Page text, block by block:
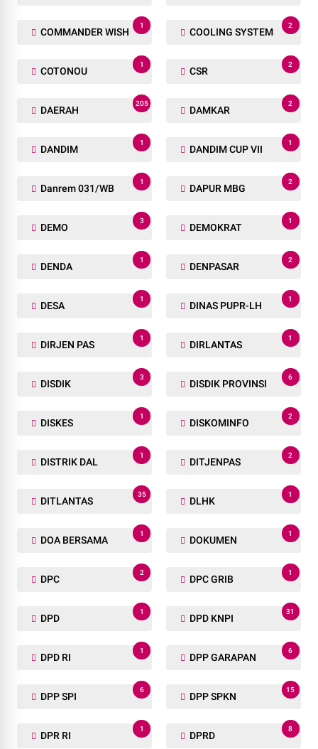
COMMANDER WISH
1
COOLING SYSTEM
2
COTONOU
1
CSR
2
DAERAH
205
DAMKAR
2
DANDIM
1
DANDIM CUP VII
1
Danrem 031/WB
1
DAPUR MBG
2
DEMO
3
DEMOKRAT
1
DENDA
1
DENPASAR
2
DESA
1
DINAS PUPR-LH
1
DIRJEN PAS
1
DIRLANTAS
1
DISDIK
3
DISDIK PROVINSI
6
DISKES
1
DISKOMINFO
2
DISTRIK DAL
1
DITJENPAS
2
DITLANTAS
35
DLHK
1
DOA BERSAMA
1
DOKUMEN
1
DPC
2
DPC GRIB
1
DPD
1
DPD KNPI
31
DPD RI
1
DPP GARAPAN
6
DPP SPI
6
DPP SPKN
15
DPR RI
1
DPRD
8